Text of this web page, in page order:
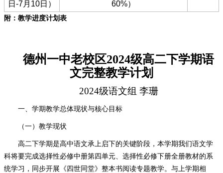
日-7月10日） 60%）
附：教学进度计划表
德州一中老校区2024级高二下学期语
文完整教学计划
2024级语文组 李珊
一、学期教学总体现状与核心目标
（一）教学现状
高二下学期是高中语文承上启下的关键阶段，本学期我们语文学
科将要完成选择性必修中册第四单元、选择性必修下册全册教材的系
统学习，同步开展《四世同堂》整本书阅读专题教学。与上学期相